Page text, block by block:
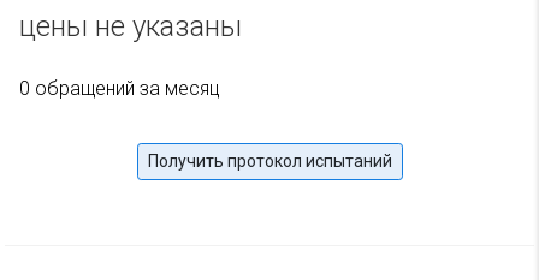
цены не указаны
0 обращений за месяц
Получить протокол испытаний